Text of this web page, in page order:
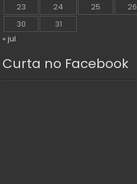
23
24 25 26
30
31
« jul
Curta no Facebook